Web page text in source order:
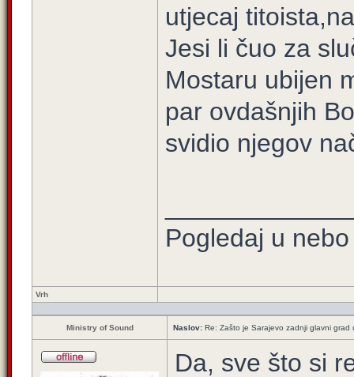
utjecaj
Jesi li čuo za
Mostaru ubijen
par ovdašnjih
svidio njegov
Pogledaj u
Vrh
Ministry of Sound Naslov: Re: Zašto je Sarajevo zadnji glavni
Da, sve što si